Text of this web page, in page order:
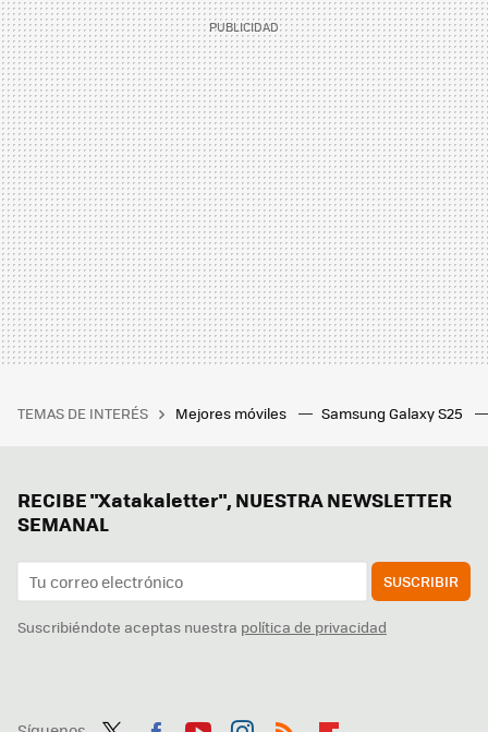
TEMAS DE INTERÉS Mejores móviles Samsung Galaxy S25
RECIBE "Xatakaletter", NUESTRA NEWSLETTER
SEMANAL
SUSCRIBIR
Suscribiéndote aceptas nuestra política de privacidad